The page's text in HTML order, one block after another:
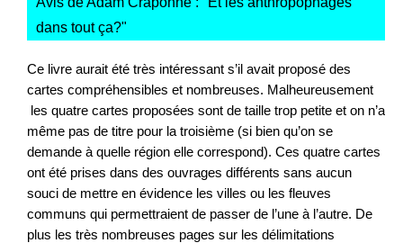
dans tout ça?"
Ce livre aurait été très intéressant s’il avait proposé des
cartes compréhensibles et nombreuses. Malheureusement
les quatre cartes proposées sont de taille trop petite et on n’a
même pas de titre pour la troisième (si bien qu’on se
demande à quelle région elle correspond). Ces quatre cartes
ont été prises dans des ouvrages différents sans aucun
souci de mettre en évidence les villes ou les fleuves
communs qui permettraient de passer de l’une à l’autre. De
plus les très nombreuses pages sur les délimitations